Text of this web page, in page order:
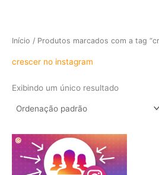
Início / Produtos marcados com a tag
crescer no instagram
Exibindo um único resultado